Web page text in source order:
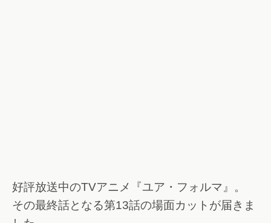
好評放送中のTVアニメ『ユア・フォルマ』。
その最終話となる第13話の場面カットが届きま